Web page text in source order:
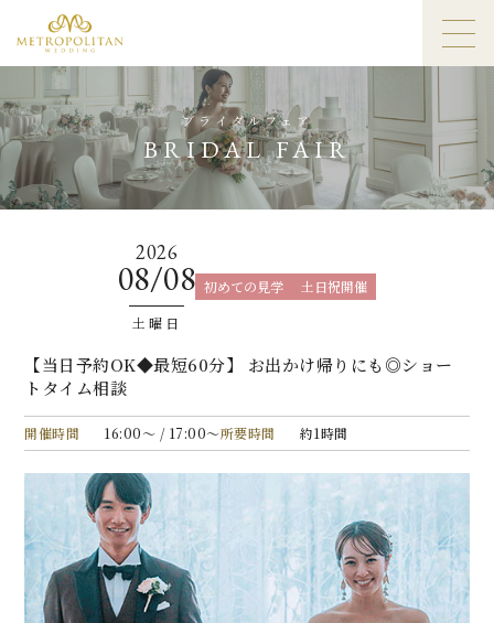
ブライダルフェア
BRIDAL FAIR
2026
08/08
土曜日
初めての見学 土日祝開催
【当日予約OK◆最短60分】 お出かけ帰りにも◎ショー
トタイム相談
開催時間 16:00〜 / 17:00〜所要時間 約1時間